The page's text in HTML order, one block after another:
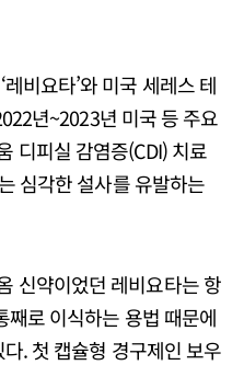
비요타’와 미국 세레스 테
년~2023년 미국 등 주요
디피실 감염증(CDI) 치료
심각한 설사를 유발하는
신약이었던 레비요타는 항
로 이식하는 용법 때문에
. 첫 캡슐형 경구제인 보우